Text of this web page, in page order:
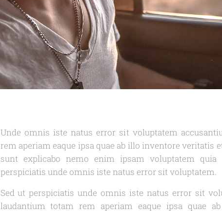
Unde omnis iste natus error sit voluptatem
rem aperiam eaque ipsa quae ab illo inventore veritatis
sunt explicabo nemo enim ipsam voluptatem
perspiciatis unde omnis iste natus error sit voluptatem.
Sed ut perspiciatis unde omnis iste natus error sit
laudantium totam rem aperiam eaque ipsa quae